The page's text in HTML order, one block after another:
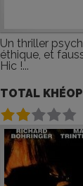
Un thriller
éthique, et
Hic !...
TOTAL